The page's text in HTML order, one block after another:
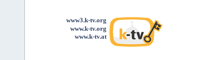
www3.k-tv.org
www.k-tv.org
www.k-tv.at